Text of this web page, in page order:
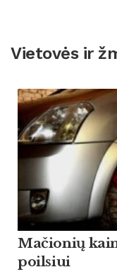
Vietovės ir
Mačionių
poilsiui